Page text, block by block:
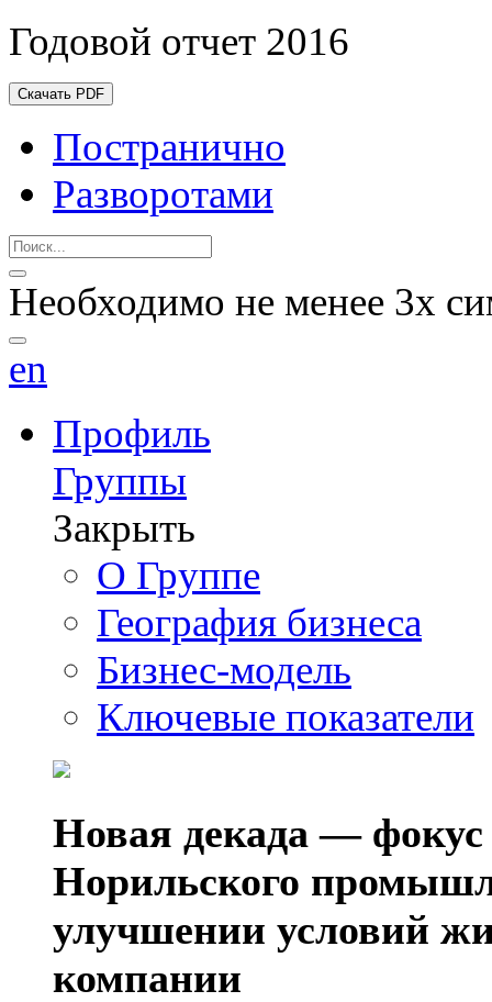
Годовой отчет 2016
Скачать PDF
Постранично
Разворотами
Необходимо не менее 3х
en
Профиль
Группы
Закрыть
О Группе
География бизнеса
Бизнес-модель
Ключевые показатели
Новая декада — фокус
Норильского
улучшении условий
компании